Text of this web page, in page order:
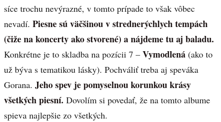
síce trochu nevýrazné, v tomto prípade to však vôbec
nevadí. Piesne sú väčšinou v strednerýchlych tempách
(čiže na koncerty ako stvorené) a nájdeme tu aj baladu.
Konkrétne je to skladba na pozícii 7 – Vymodlená (ako to
už býva s tematikou lásky). Pochváliť treba aj speváka
Gorana. Jeho spev je pomyselnou korunkou krásy
všetkých piesní. Dovolím si povedať, že na tomto albume
spieva najlepšie zo všetkých.